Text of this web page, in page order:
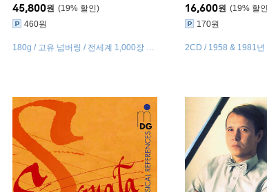
19%
45,800원
460원
180g / 고유 넘버링 / 전세계 1,000장 한
19%
16,600원
170원
2CD / 1958 & 1981년